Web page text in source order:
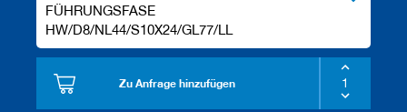
FÜHRUNGSFASE
HW/D8/NL44/S10X24/GL77/LL
Zu Anfrage hinzufügen